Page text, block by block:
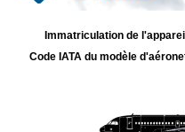
Immatriculation de
Code IATA du modèle